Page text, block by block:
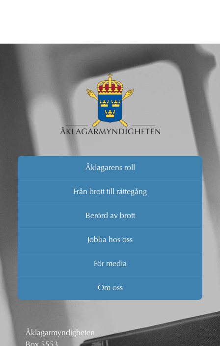
Åklagarens roll
Från brott till rättegång
Berörd av brott
Jobba hos oss
För media
Om oss
Åklagarmyndigheten